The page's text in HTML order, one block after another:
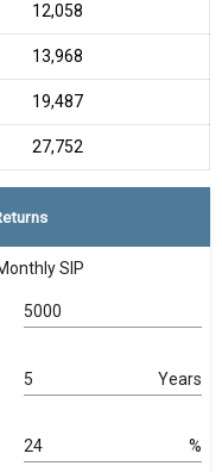
₹12,058
₹13,968
₹19,487
₹27,752
SIP
Years
%